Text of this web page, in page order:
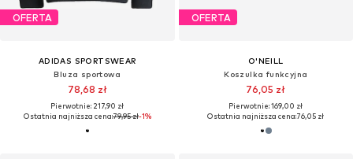
OFERTA
ADIDAS SPORTSWEAR
Bluza sportowa
78,68 zł
Pierwotnie: 217,90 zł
Ostatnia najniższa cena:79,95 zł-1%
OFERTA
O'NEILL
Koszulka funkcyjna
76,05 zł
Pierwotnie: 169,00 zł
Ostatnia najniższa cena:76,05 zł